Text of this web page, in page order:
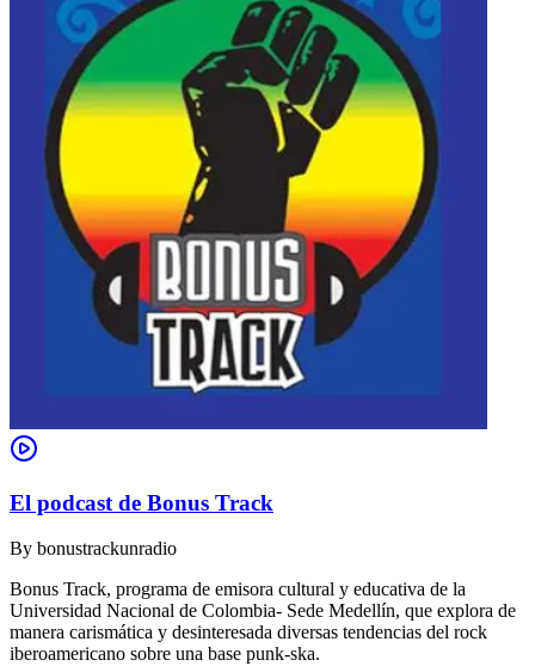
El podcast de Bonus Track
By bonustrackunradio
Bonus Track, programa de emisora cultural y educativa de la
Universidad Nacional de Colombia- Sede Medellín, que explora de
manera carismática y desinteresada diversas tendencias del rock
iberoamericano sobre una base punk-ska.